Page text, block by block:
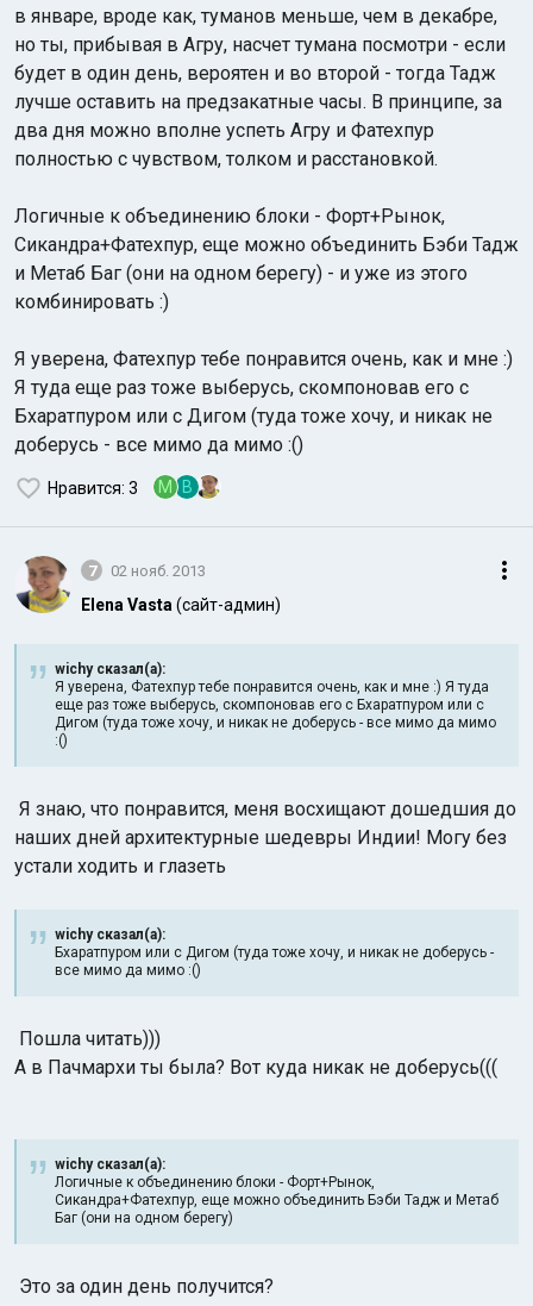
в январе, вроде как, туманов меньше, чем в декабре,
но ты, прибывая в Агру, насчет тумана посмотри - если
будет в один день, вероятен и во второй - тогда Тадж
лучше оставить на предзакатные часы. В принципе, за
два дня можно вполне успеть Агру и Фатехпур
полностью с чувством, толком и расстановкой.
Логичные к объединению блоки - Форт+Рынок,
Сикандра+Фатехпур, еще можно объединить Бэби Тадж
и Метаб Баг (они на одном берегу) - и уже из этого
комбинировать :)
Я уверена, Фатехпур тебе понравится очень, как и мне :)
Я туда еще раз тоже выберусь, скомпоновав его с
Бхаратпуром или с Дигом (туда тоже хочу, и никак не
доберусь - все мимо да мимо :()
Нравится: 3 M В
7 02 нояб. 2013
Elena Vasta (сайт-админ)
wichy сказал(а):
Я уверена, Фатехпур тебе понравится очень, как и мне :) Я туда
еще раз тоже выберусь, скомпоновав его с Бхаратпуром или с
Дигом (туда тоже хочу, и никак не доберусь - все мимо да мимо
:()
Я знаю, что понравится, меня восхищают дошедшия до
наших дней архитектурные шедевры Индии! Могу без
устали ходить и глазеть
wichy сказал(а):
Бхаратпуром или с Дигом (туда тоже хочу, и никак не доберусь -
все мимо да мимо :()
Пошла читать)))
А в Пачмархи ты была? Вот куда никак не доберусь(((
wichy сказал(а):
Логичные к объединению блоки - Форт+Рынок,
Сикандра+Фатехпур, еще можно объединить Бэби Тадж и Метаб
Баг (они на одном берегу)
Это за один день получится?